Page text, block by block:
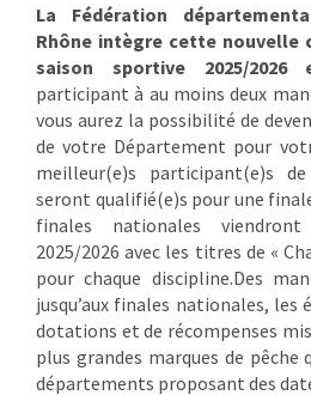
La Fédération
Rhône intègre cette nouvelle
saison sportive 2025/
participant à au moins deux
vous aurez la possibilité de
de votre Département pour
meilleur(e)s participant(e)s
seront qualifié(e)s pour une
finales nationales
2025/2026 avec les titres de «
pour chaque discipline.Des
jusqu’aux finales nationales, les
dotations et de récompenses
plus grandes marques de pêche
départements proposant des